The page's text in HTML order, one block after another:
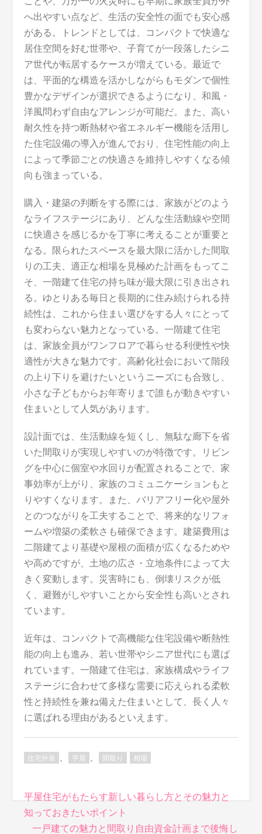
へ出やすい点など、生活の安全性の面でも安心感
がある。トレンドとしては、コンパクトで快適な
居住空間を好む世帯や、子育てが一段落したシニ
ア世代が転居するケースが増えている。最近で
は、平面的な構造を活かしながらもモダンで個性
豊かなデザインが選択できるようになり、和風・
洋風問わず自由なアレンジが可能だ。また、高い
耐久性を持つ断熱材や省エネルギー機能を活用し
た住宅設備の導入が進んでおり、住宅性能の向上
によって季節ごとの快適さを維持しやすくなる傾
向も強まっている。
購入・建築の判断をする際には、家族がどのよう
なライフステージにあり、どんな生活動線や空間
に快適さを感じるかを丁寧に考えることが重要と
なる。限られたスペースを最大限に活かした間取
りの工夫、適正な相場を見極めた計画をもってこ
そ、一階建て住宅の持ち味が最大限に引き出され
る。ゆとりある毎日と長期的に住み続けられる持
続性は、これから住まい選びをする人々にとって
も変わらない魅力となっている。一階建て住宅
は、家族全員がワンフロアで暮らせる利便性や快
適性が大きな魅力です。高齢化社会において階段
の上り下りを避けたいというニーズにも合致し、
小さな子どもからお年寄りまで誰もが動きやすい
住まいとして人気があります。
設計面では、生活動線を短くし、無駄な廊下を省
いた間取りが実現しやすいのが特徴です。リビン
グを中心に個室や水回りが配置されることで、家
事効率が上がり、家族のコミュニケーションもと
りやすくなります。また、バリアフリー化や屋外
とのつながりを工夫することで、将来的なリフォ
ームや増築の柔軟さも確保できます。建築費用は
二階建てより基礎や屋根の面積が広くなるためや
や高めですが、土地の広さ・立地条件によって大
きく変動します。災害時にも、倒壊リスクが低
く、避難がしやすいことから安全性も高いとされ
ています。
近年は、コンパクトで高機能な住宅設備や断熱性
能の向上も進み、若い世帯やシニア世代にも選ば
れています。一階建て住宅は、家族構成やライフ
ステージに合わせて多様な需要に応えられる柔軟
性と持続性を兼ね備えた住まいとして、長く人々
に選ばれる理由があるといえます。
住宅外装 平屋 間取り 相場
投
稿
ナ
平屋住宅がもたらす新しい暮らし方とその魅力と
知っておきたいポイント
一戸建ての魅力と間取り自由資金計画まで後悔し